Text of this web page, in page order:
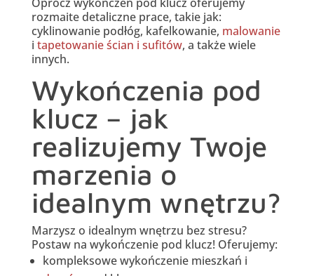
rozmaite detaliczne prace, takie jak:
cyklinowanie podłóg, kafelkowanie, malowanie
i tapetowanie ścian i sufitów, a także wiele
innych.
Wykończenia pod
klucz – jak
realizujemy Twoje
marzenia o
idealnym wnętrzu?
Marzysz o idealnym wnętrzu bez stresu?
Postaw na wykończenie pod klucz! Oferujemy:
kompleksowe wykończenie mieszkań i